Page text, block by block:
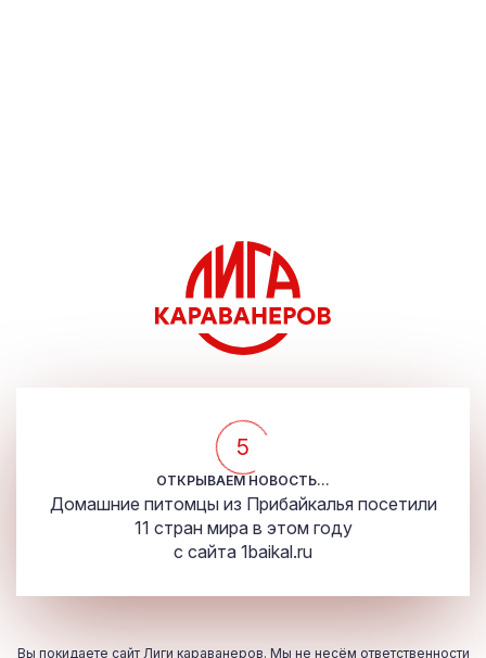
5
ОТКРЫВАЕМ НОВОСТЬ...
Домашние питомцы из Прибайкалья посетили
11 стран мира в этом году
с сайта 1baikal.ru
Вы покидаете сайт Лиги караванеров. Мы не несём ответственности